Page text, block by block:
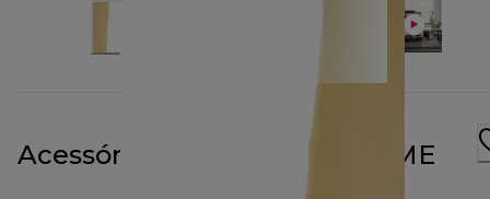
Acessório Rolo XL KAX99.A0ME